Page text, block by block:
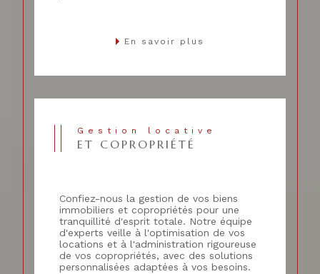
En savoir plus
Gestion locative
ET COPROPRIÉTÉ
Confiez-nous la gestion de vos biens
immobiliers et copropriétés pour une
tranquillité d'esprit totale. Notre équipe
d'experts veille à l'optimisation de vos
locations et à l'administration rigoureuse
de vos copropriétés, avec des solutions
personnalisées adaptées à vos besoins.